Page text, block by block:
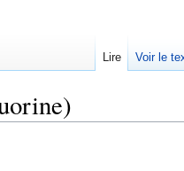
Lire Voir le